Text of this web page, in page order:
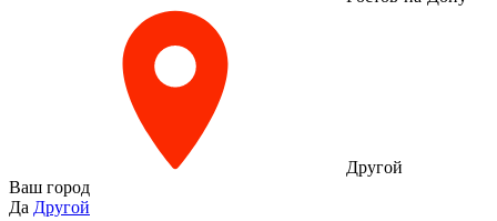
Другой
Ваш город
Да Другой